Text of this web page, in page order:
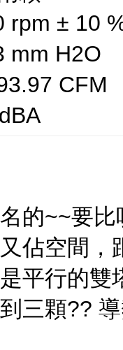
rpm ± 10
mm H2O
CFM
的~~要
佔空間，
平行的
三顆??